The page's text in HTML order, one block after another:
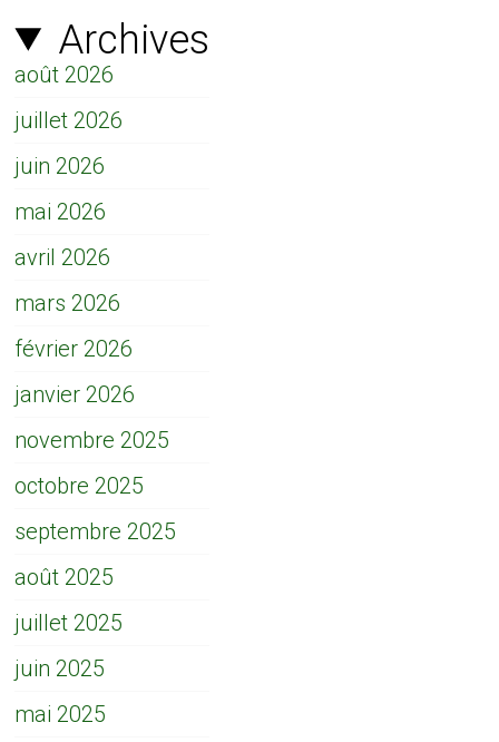
Archives
août 2026
juillet 2026
juin 2026
mai 2026
avril 2026
mars 2026
février 2026
janvier 2026
novembre 2025
octobre 2025
septembre 2025
août 2025
juillet 2025
juin 2025
mai 2025